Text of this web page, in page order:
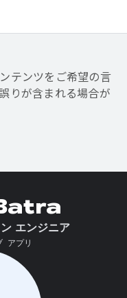
テンツをご希望の言
りが含まれる場合が
エンジニア
アプリ